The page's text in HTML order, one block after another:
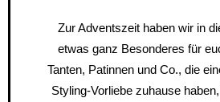
Zur Adventszeit haben wir in diesem Jahr noch
etwas ganz Besonderes für
Tanten, Patinnen und Co., die
Styling-Vorliebe zuhause